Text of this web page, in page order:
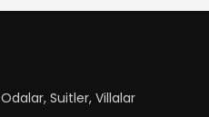
Odalar, Suitler, Villalar